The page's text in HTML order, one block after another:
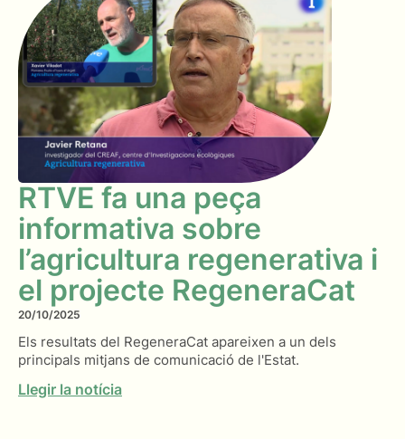
RTVE fa una peça
informativa sobre
l’agricultura regenerativa i
el projecte RegeneraCat
20/10/2025
Els resultats del RegeneraCat apareixen a un dels
principals mitjans de comunicació de l'Estat.
Llegir la notícia